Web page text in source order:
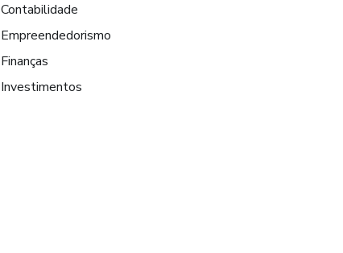
Contabilidade
Empreendedorismo
Finanças
Investimentos